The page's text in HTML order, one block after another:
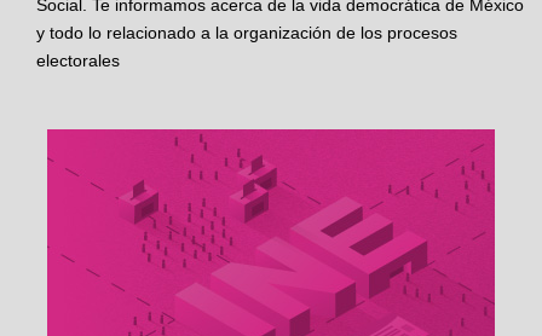
Social. Te informamos acerca de la vida democrática de México
y todo lo relacionado a la organización de los procesos
electorales